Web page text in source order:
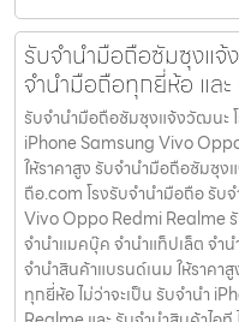
รับจำนำมือถือซัมซุงแจ้
จำนำมือถือทุกยี่ห้อ แล
รับจำนำมือถือซัมซุงแจ้งวัฒนะ
iPhone Samsung Vivo
ให้ราคาสูง รับจำนำมือถือซัมซุง
ถือ.com โรงรับจำนำมือถือ รั
Vivo Oppo Redmi Realme รั
จำนำแมคบุ๊ค จำนำแท็ปเล็ต จำ
จำนำสินค้าแบรนด์เนม ให้ราคา
ทุกยี่ห้อ ไม่ว่าจะเป็น รับจำนำ